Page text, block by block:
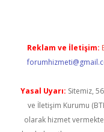
Reklam ve İletişim:
Yasal Uyarı: Sitemiz,
ve İletişim Kurumu
olarak hizmet